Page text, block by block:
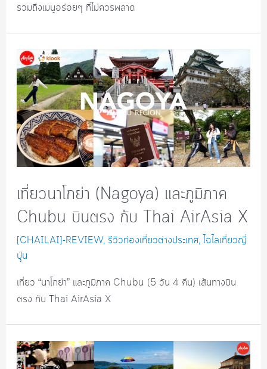
รวมถึงเมนูอร่อยๆ ที่ไม่ควรพลาด
เที่ยวนาโกย่า (Nagoya) และภูมิภาค
Chubu บินตรง กับ Thai AirAsia X
[CHAILAI]-REVIEW, รีวิวท่องเที่ยวต่างประเทศ, ไฉไลเที่ยวญี่
ปุุ่น
เที่ยว “นาโกย่า” และภูมิภาค Chubu (5 วัน 4 คืน) เส้นทางบิน
ตรง กับ Thai AirAsia X